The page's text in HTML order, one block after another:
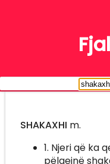
SHAKAXHI m.
1. Njeri që ka
pëlqejnë